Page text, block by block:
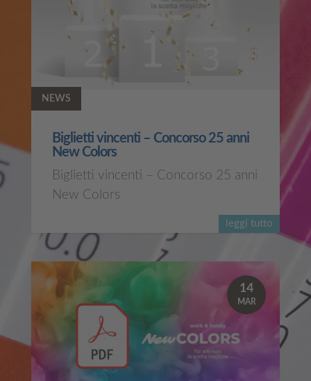
leggi tutto
Biglietti vincenti – Concorso 25 anni
New Colors
NEWS
Biglietti vincenti – Concorso 25 anni
New Colors
14
MAR